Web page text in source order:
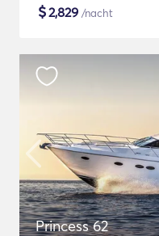
$2,829 /nacht
Princess 62